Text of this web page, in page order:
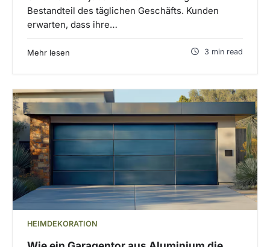
Bestandteil des täglichen Geschäfts. Kunden
erwarten, dass ihre…
Mehr lesen 3 min read
HEIMDEKORATION